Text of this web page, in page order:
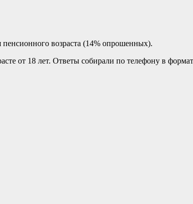
возраста (14% опрошенных).
от 18 лет. Ответы собирали по телефону в